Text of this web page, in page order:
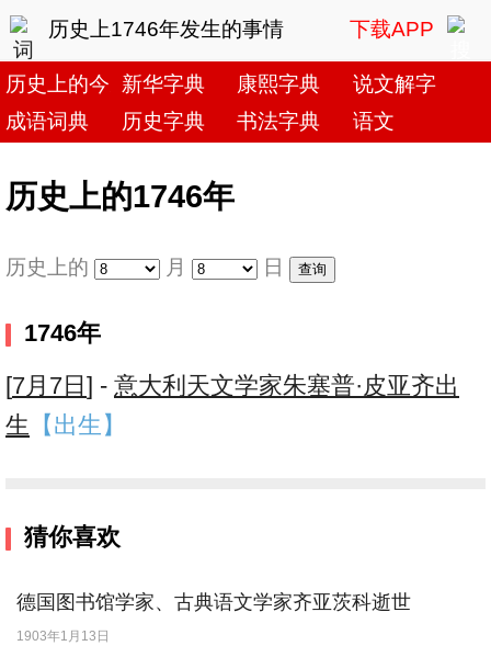
历史上1746年发生的事情 下载APP
历史上的今天新华字典 康熙字典
说文解字
成语词典
历史字典 书法字典 语文
历史上的1746年
历史上的 月 日
1746年
[7月7日 ] - 意大利天文学家朱塞普·皮亚齐出
生 【出生】
猜你喜欢
德国图书馆学家、古典语文学家齐亚茨科逝世
1903年1月13日